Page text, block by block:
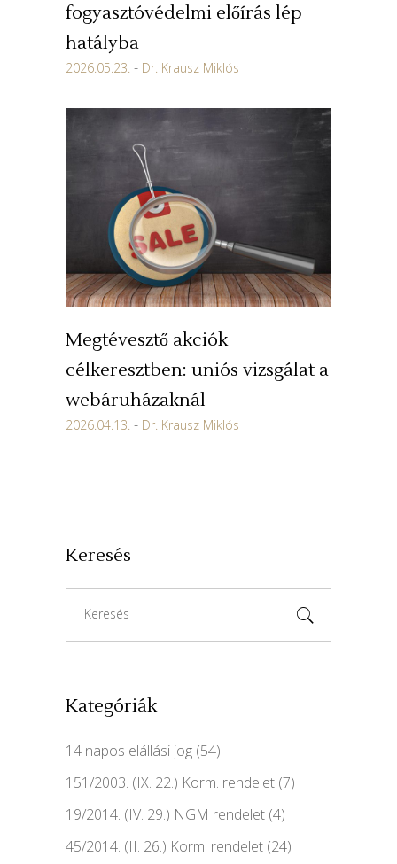
fogyasztóvédelmi előírás lép
hatályba
2026.05.23. Dr. Krausz Miklós
Megtévesztő akciók
célkeresztben: uniós vizsgálat a
webáruházaknál
2026.04.13. Dr. Krausz Miklós
Keresés
for:
Kategóriák
14 napos elállási jog (54)
151/2003. (IX. 22.) Korm. rendelet (7)
19/2014. (IV. 29.) NGM rendelet (4)
45/2014. (II. 26.) Korm. rendelet (24)